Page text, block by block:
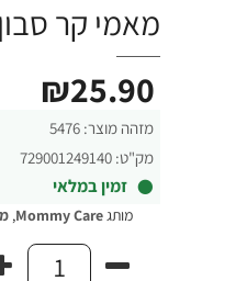
מאמי קר סבון
מזהה מוצר: 5476
מק"ט: 729001249140
זמין במלאי
₪25.90
מותגMommy Care
,